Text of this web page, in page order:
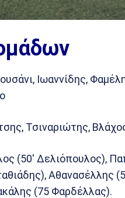
Ιωαννίδης,
Τσιναριώτης,
(50′ Δελιόπουλος),
Αθανασέλλης
(75 Φαρδέλλας).